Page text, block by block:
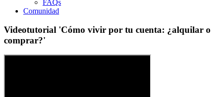
FAQs
Comunidad
Videotutorial 'Cómo vivir por tu cuenta: ¿alquilar o
comprar?'